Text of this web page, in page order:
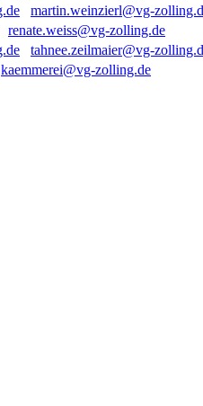
martin.weinzierl@vg-
renate.weiss@vg-zolling.de
tahnee.zeilmaier@vg-
kaemmerei@vg-zolling.de